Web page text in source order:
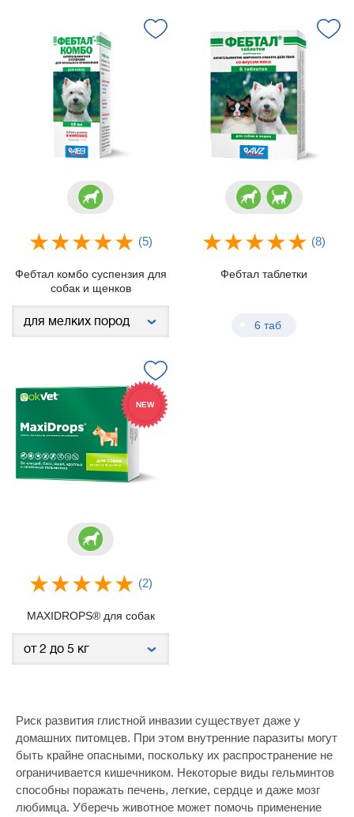
(5)
Фебтал комбо суспензия для
собак и щенков
(8)
Фебтал таблетки
6 таб
NEW
(2)
MAXIDROPS® для собак
Риск развития глистной инвазии существует даже у
домашних питомцев. При этом внутренние паразиты могут
быть крайне опасными, поскольку их распространение не
ограничивается кишечником. Некоторые виды гельминтов
способны поражать печень, легкие, сердце и даже мозг
любимца. Уберечь животное может помочь применение